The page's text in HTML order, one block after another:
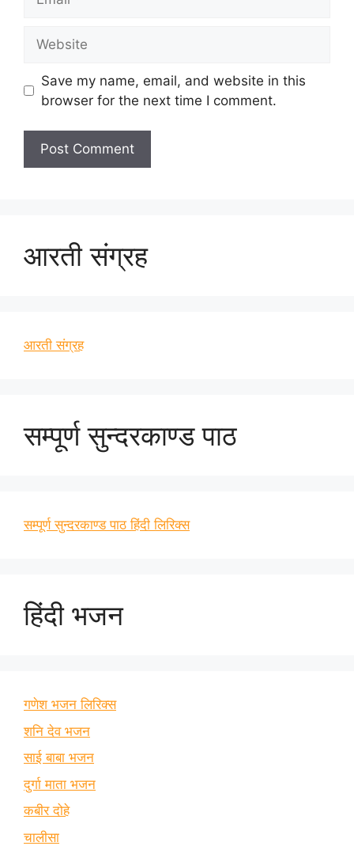
Save my name, email, and website in this
browser for the next time I comment.
आरती संग्रह
आरती संग्रह
सम्पूर्ण सुन्दरकाण्ड पाठ
सम्पूर्ण सुन्दरकाण्ड पाठ हिंदी लिरिक्स
हिंदी भजन
गणेश भजन लिरिक्स
शनि देव भजन
साई बाबा भजन
दुर्गा माता भजन
कबीर दोहे
चालीसा